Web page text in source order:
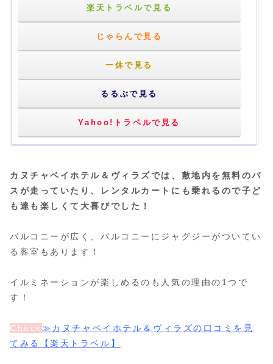
楽天トラベルで見る
じゃらんで見る
一休で見る
るるぶで見る
Yahoo!トラベルで見る
カヌチャベイホテル＆ヴィラズでは、敷地内を無料のバ
スが走っていたり、レンタルカートにも乗れるので子ど
も達も楽しくて大喜びでした！
バルコニーが広く、バルコニーにジャグジーがついてい
る客室もあります！
イルミネーションが楽しめるのも人気の理由の1つで
す！
Check≫カヌチャベイホテル＆ヴィラズの口コミを見
てみる【楽天トラベル】